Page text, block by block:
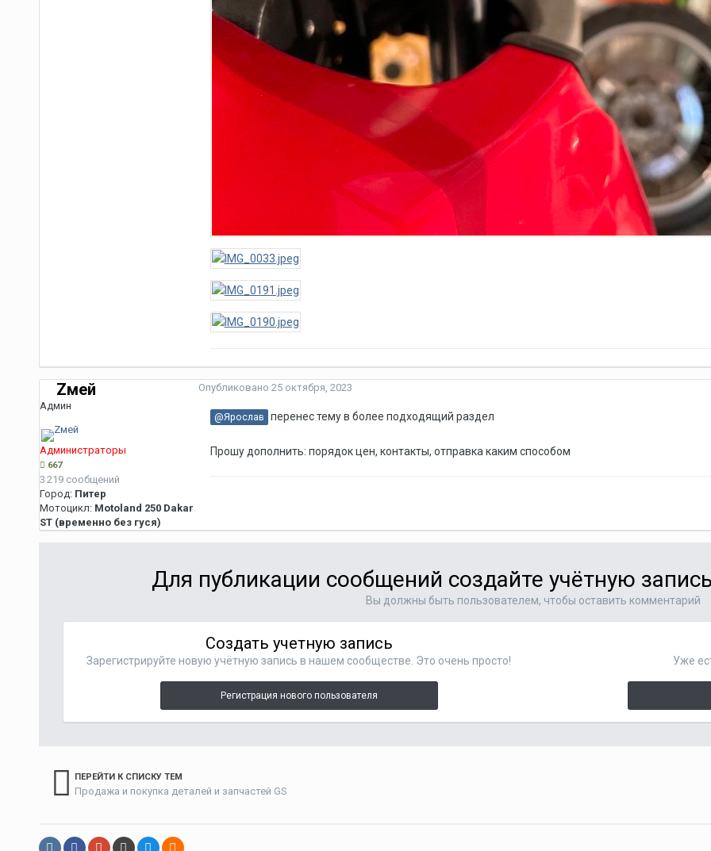
Zмей
Админ
Администраторы
667
3 219 сообщений
Город: Питер
Мотоцикл: Motoland 250 Dakar
ST (временно без гуся)
Опубликовано 25 октября, 2023
@Ярослав перенес тему в более подходящий раздел
Прошу дополнить: порядок цен, контакты, отправка каким способом
Для публикации сообщений создайте учётную
Вы должны быть пользователем, чтобы оставить комментарий
Создать учетную запись
Зарегистрируйте новую учётную запись в нашем сообществе. Это очень просто!
Регистрация нового пользователя
Уже
ПЕРЕЙТИ К СПИСКУ ТЕМ
Продажа и покупка деталей и запчастей GS